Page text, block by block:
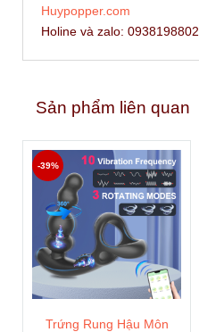
Huypopper.com
Holine và zalo: 0938198802
Sản phẩm liên quan
Trứng Rung Hậu Môn
-39%